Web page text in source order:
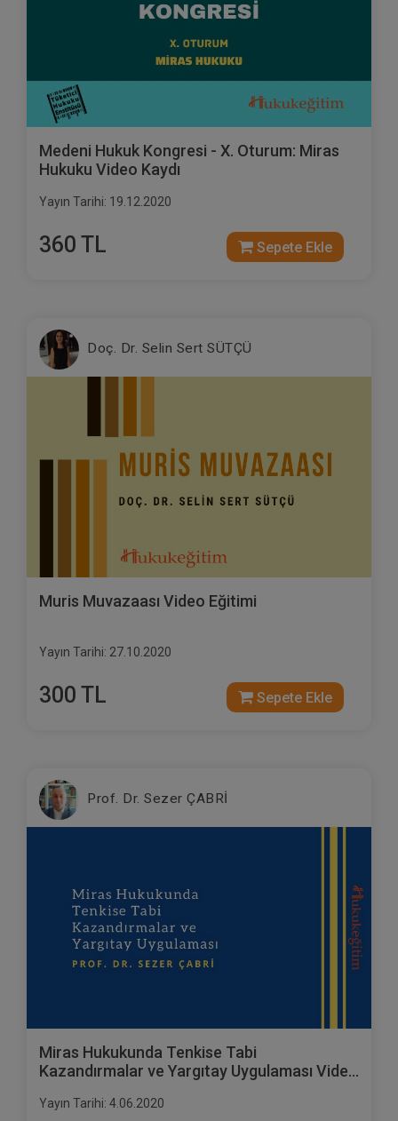
Medeni Hukuk Kongresi - X. Oturum: Miras
Hukuku Video Kaydı
Yayın Tarihi: 19.12.2020
360 TL Sepete Ekle
Doç. Dr. Selin Sert SÜTÇÜ
Muris Muvazaası Video Eğitimi
Yayın Tarihi: 27.10.2020
300 TL Sepete Ekle
Prof. Dr. Sezer ÇABRİ
Miras Hukukunda Tenkise Tabi
Kazandırmalar ve Yargıtay Uygulaması Video
Yayın Tarihi: 4.06.2020